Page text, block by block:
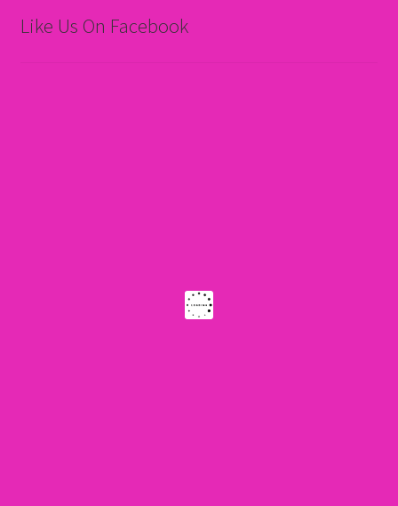
Like Us On Facebook